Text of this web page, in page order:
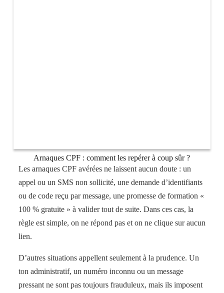
Arnaques CPF : comment les repérer à coup sûr ?
Les arnaques CPF avérées ne laissent aucun doute : un
appel ou un SMS non sollicité, une demande d’identifiants
ou de code reçu par message, une promesse de formation «
100 % gratuite » à valider tout de suite. Dans ces cas, la
règle est simple, on ne répond pas et on ne clique sur aucun
lien.
D’autres situations appellent seulement à la prudence. Un
ton administratif, un numéro inconnu ou un message
pressant ne sont pas toujours frauduleux, mais ils imposent